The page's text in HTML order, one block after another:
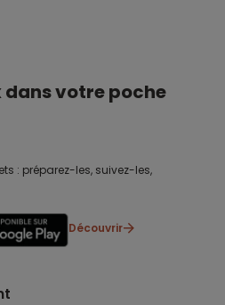
votre poche
: préparez-les, suivez-les,
Découvrir